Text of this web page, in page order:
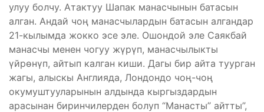
улуу болчу. Атактуу Шапак манасчынын батасын
алган. Андай чоң манасчылардын батасын алгандар
21-кылымда жокко эсе эле. Ошондой эле Саякбай
манасчы менен чогуу жүрүп, манасчылыкты
үйрөнүп, айтып калган киши. Дагы бир айта туурган
жагы, алыскы Англияда, Лондондо чоң-чоң
окумуштууларынын алдында кыргыздардын
арасынан биринчилерден болуп “Манасты” айтты”,